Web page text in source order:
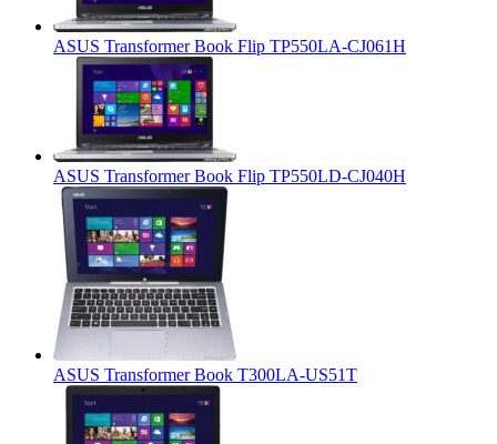
ASUS Transformer Book Flip TP550LA-CJ061H
ASUS Transformer Book Flip TP550LD-CJ040H
ASUS Transformer Book T300LA-US51T